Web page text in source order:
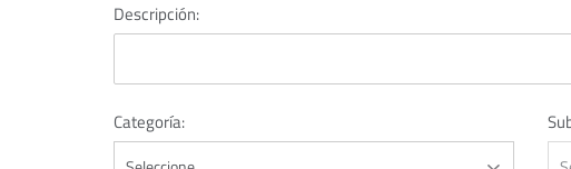
Descripción:
Categoría: